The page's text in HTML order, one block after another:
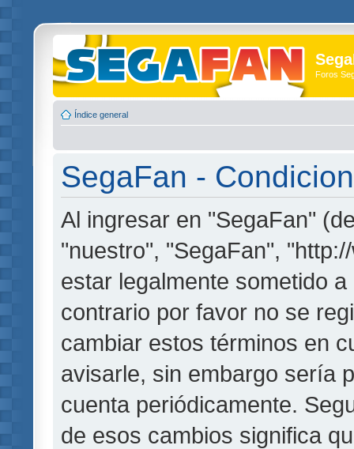
Foros
Índice general
SegaFan -
Al ingresar en "SegaFan"
"nuestro", "SegaFan",
estar legalmente sometido
contrario por favor no se
cambiar estos términos en
avisarle, sin embargo sería
cuenta periódicamente.
de esos cambios significa